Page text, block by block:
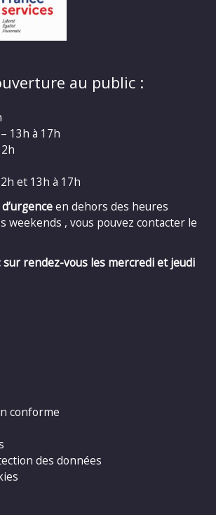
au public :
13h à 17h
et 13h à 17h
en dehors des heures
weekends , vous pouvez contacter le
sur rendez-vous les mercredi et jeudi
conforme
des données